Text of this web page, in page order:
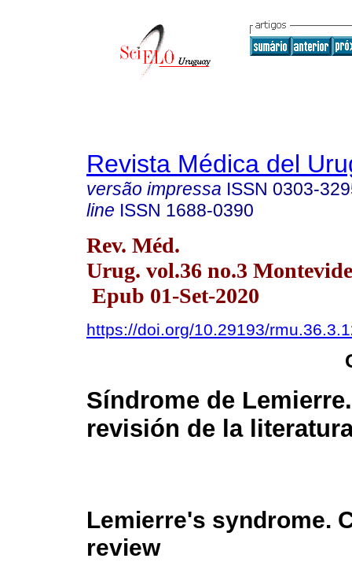
Revista Médica del
versão impressa ISSN 0303-
line ISSN 1688-0390
Rev. Méd.
Urug. vol.36 no.3
Epub 01-Set-2020
https://doi.org/10.29193/
Síndrome de
revisión de la
Lemierre's syndrome.
review